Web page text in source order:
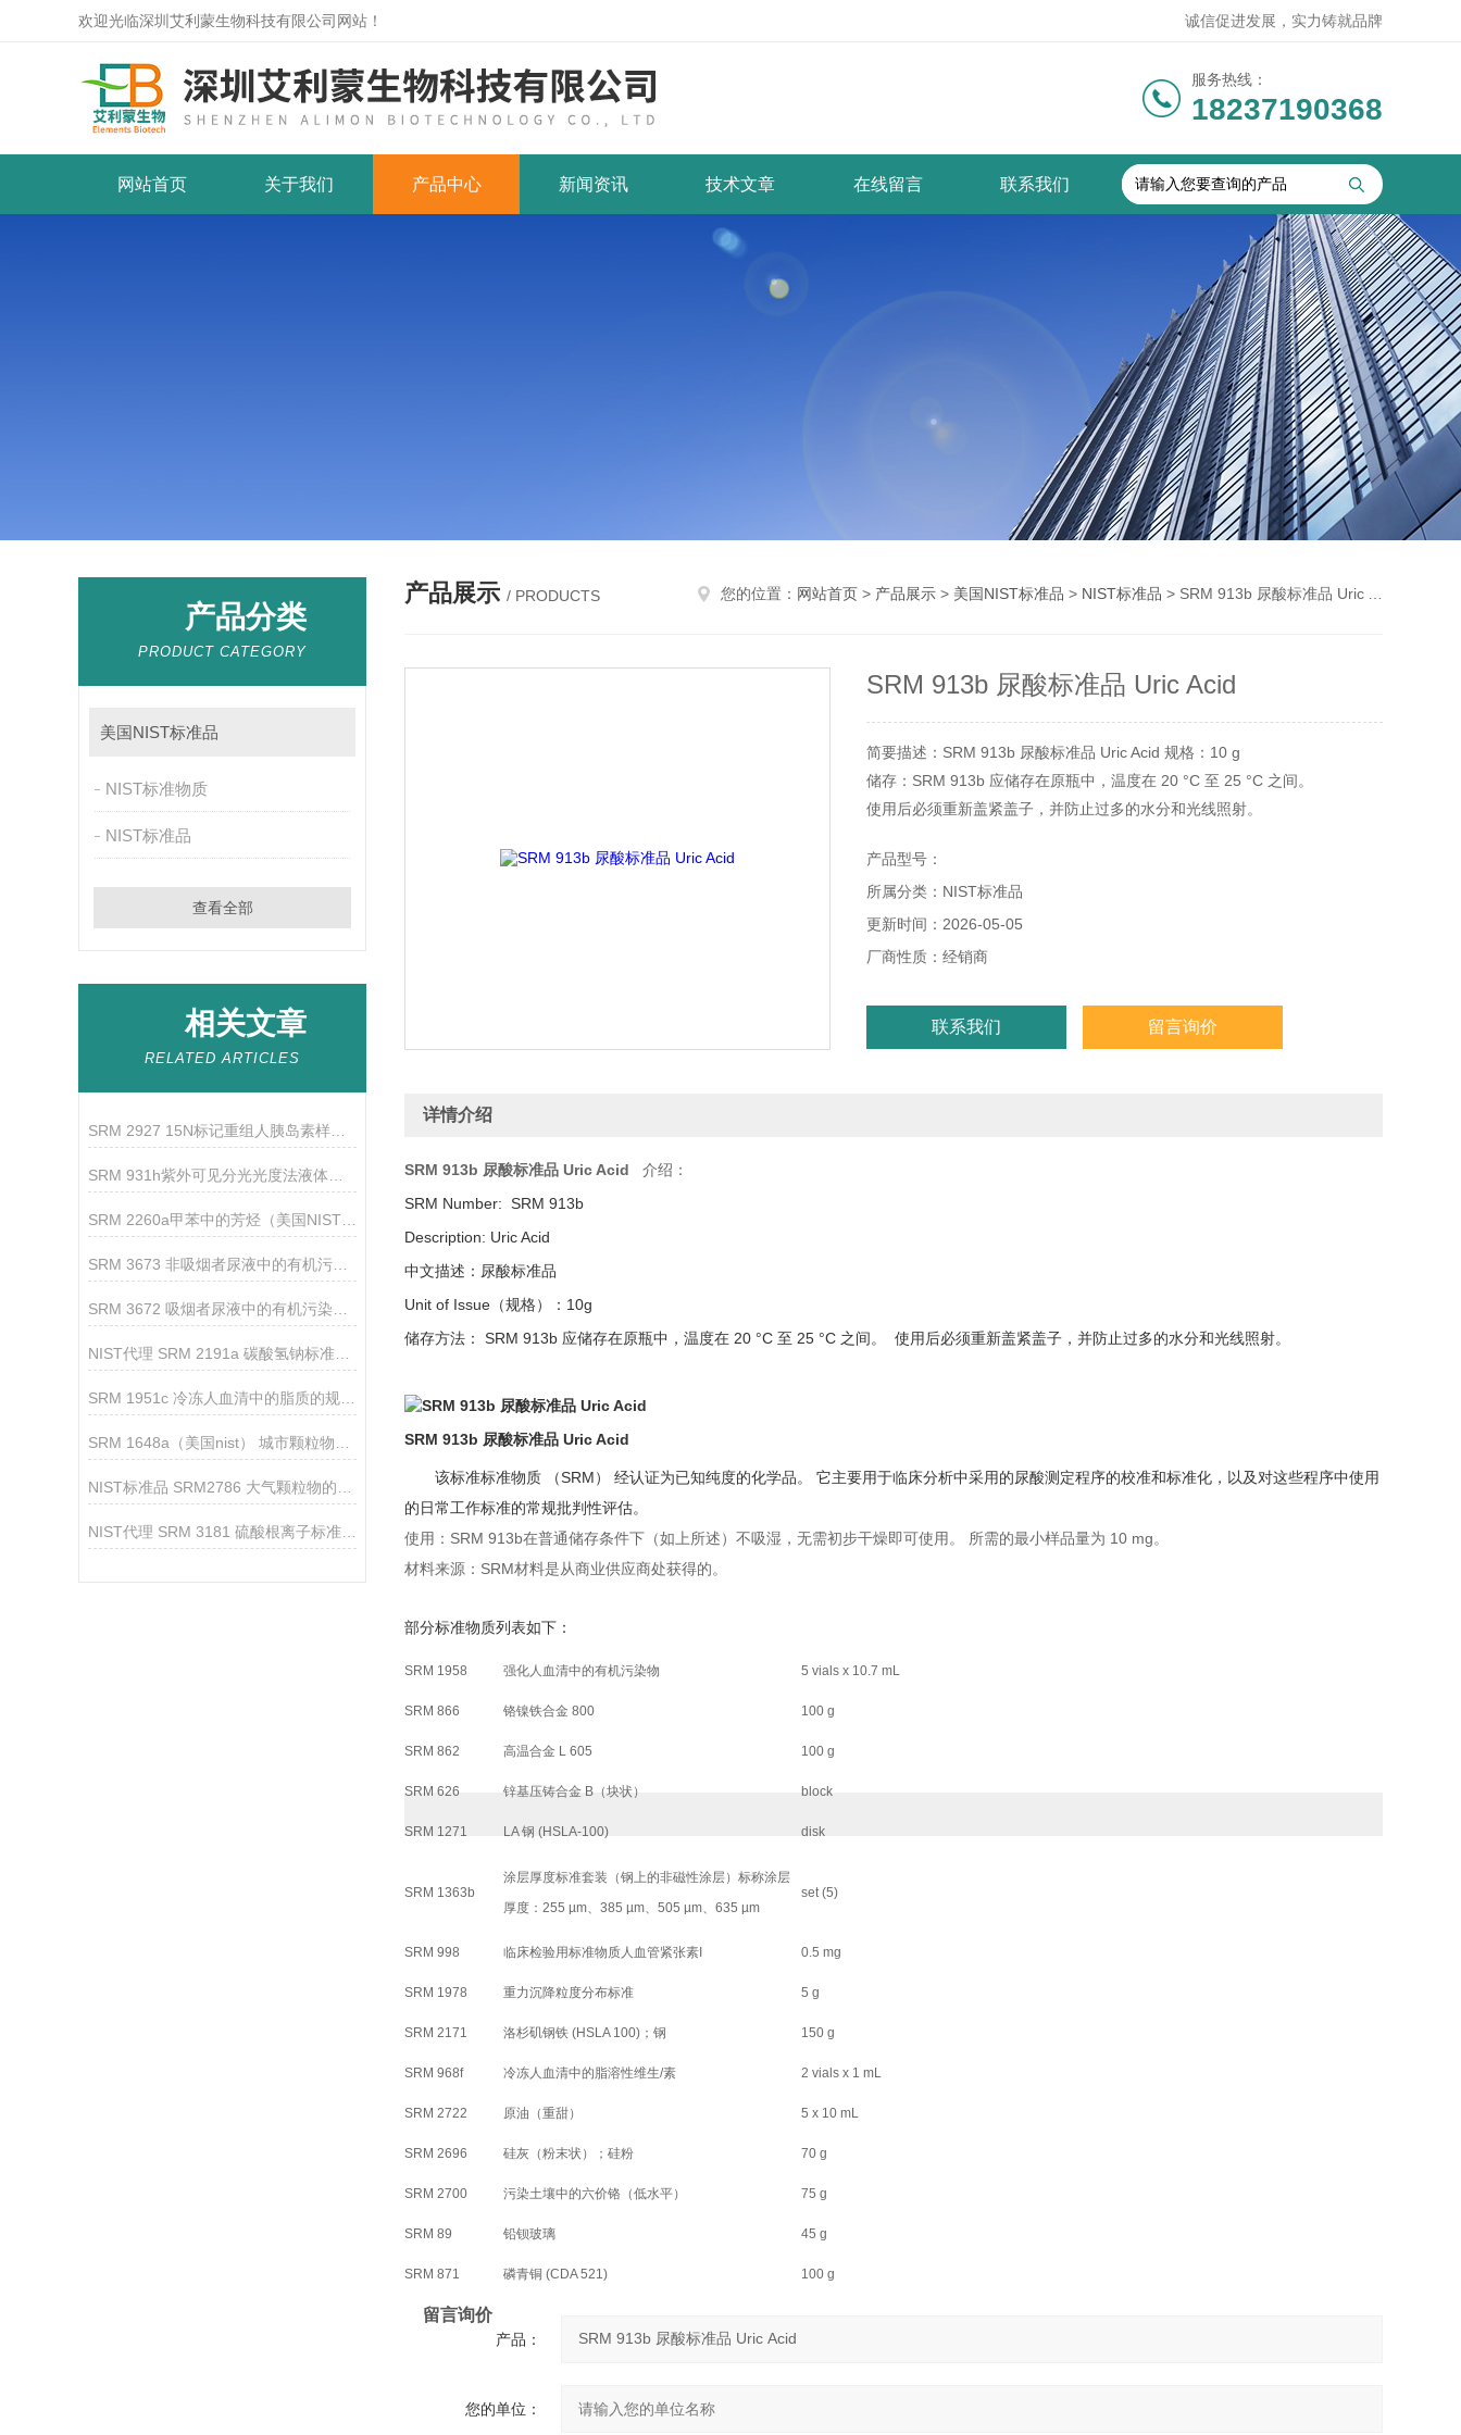
欢迎光临深圳艾利蒙生物科技有限公司网站！ 诚信促进发展，实力铸就品牌
服务热线：
18237190368
网站首页 关于我们 产品中心 新闻资讯 技术文章 在线留言 联系我们
产品分类
PRODUCT CATEGORY
美国NIST标准品
NIST标准物质
NIST标准品
查看全部
相关文章
RELATED ARTICLES
SRM 2927 15N标记重组人胰岛素样生长因子1
SRM 2260a甲苯中的芳烃（美国NIST）的储存温度及操作
SRM 3673 非吸烟者尿液中的有机污染物 NIST标准品
NIST代理 SRM 2191a 碳酸氢钠标准品的规格介绍
SRM 1951c 冷冻人血清中的脂质的规格介绍及使用说明
NIST代理 SRM 3181 硫酸根离子标准溶液
产品展示 / PRODUCTS 您的位置： 网站首页 > 产品展示 > 美国NIST标准品 > NIST标准品 > SRM 913b 尿酸标准品 Uric Acid
SRM 913b 尿酸标准品 Uric Acid
简要描述：SRM 913b 尿酸标准品 Uric Acid 规格：10 g
储存：SRM 913b 应储存在原瓶中，温度在 20 °C 至 25 °C 之间。
使用后必须重新盖紧盖子，并防止过多的水分和光线照射。
产品型号：
所属分类：NIST标准品
更新时间：2026-05-05
厂商性质：经销商
联系我们 留言询价
详情介绍
SRM 913b 尿酸标准品 Uric Acid
介绍：
SRM Number: SRM 913b
Description: Uric Acid
中文描述：尿酸标准品
Unit of Issue（规格）：10g
储存方法： SRM 913b 应储存在原瓶中，温度在 20 °C 至 25 °C 之间。 使用后必须重新盖紧盖子，并防止过多的水分和光线照射。
SRM 913b 尿酸标准品 Uric Acid
该标准标准物质 （SRM） 经认证为已知纯度的化学品。 它主要用于临床分析中采用的尿酸测定程序的校准和标准化，以及对这些程序中使用
的日常工作标准的常规批判性评估。
使用：SRM 913b在普通储存条件下（如上所述）不吸湿，无需初步干燥即可使用。 所需的最小样品量为 10 mg。
材料来源：SRM材料是从商业供应商处获得的。
部分标准物质列表如下：
SRM 1958 强化人血清中的有机污染物 5 vials x 10.7 mL
SRM 866 铬镍铁合金 800 100 g
SRM 862 高温合金 L 605 100 g
SRM 626 锌基压铸合金 B（块状） block
SRM 1271 LA 钢 (HSLA-100) disk
SRM 1363b
涂层厚度标准套装（钢上的非磁性涂层）标称涂层
厚度：255 µm、385 µm、505 µm、635 µm
set (5)
SRM 998 临床检验用标准物质人血管紧张素I 0.5 mg
SRM 1978 重力沉降粒度分布标准 5 g
SRM 2171 洛杉矶钢铁 (HSLA 100)；钢 150 g
SRM 968f 冷冻人血清中的脂溶性维生/素 2 vials x 1 mL
SRM 2722 原油（重甜） 5 x 10 mL
SRM 2696 硅灰（粉末状）；硅粉 70 g
SRM 2700 污染土壤中的六价铬（低水平） 75 g
SRM 89 铅钡玻璃 45 g
SRM 871 磷青铜 (CDA 521) 100 g
留言询价
产品：
您的单位：